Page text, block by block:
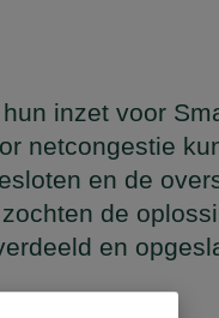
inzet voor
netcongestie
en de
de
en